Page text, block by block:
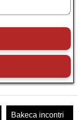
Bakeca incontri